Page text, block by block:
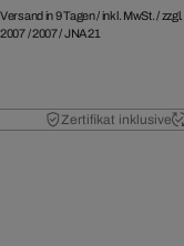
Versand in 9 Tagen /inkl. MwSt. / zzgl.
2007/2007/JNA21
Zertifikat inklusive